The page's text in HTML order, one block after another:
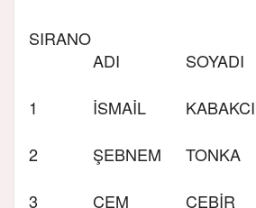
SIRANO
ADI
SOYADI
1 İSMAİL KABAKCI
2
ŞEBNEM TONKA
3
CEM CEBİR